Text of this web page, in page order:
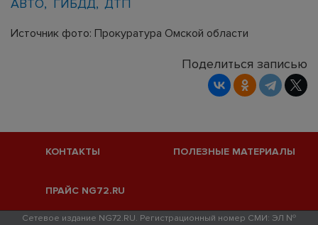
АВТО ГИБДД ДТП
Источник фото: Прокуратура Омской области
Поделиться записью
КОНТАКТЫ ПОЛЕЗНЫЕ МАТЕРИАЛЫ
ПРАЙС NG72.RU
Сетевое издание NG72.RU. Регистрационный номер СМИ: ЭЛ №